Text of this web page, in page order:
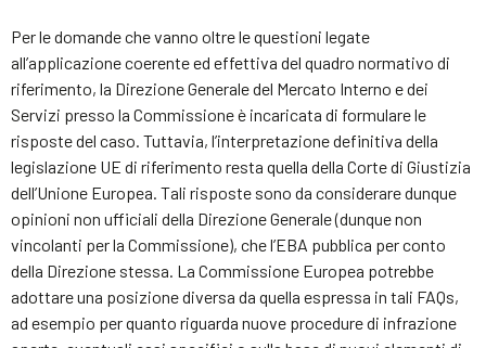
Per le domande che vanno oltre le questioni legate
all’applicazione coerente ed effettiva del quadro normativo di
riferimento, la Direzione Generale del Mercato Interno e dei
Servizi presso la Commissione è incaricata di formulare le
risposte del caso. Tuttavia, l’interpretazione definitiva della
legislazione UE di riferimento resta quella della Corte di Giustizia
dell’Unione Europea. Tali risposte sono da considerare dunque
opinioni non ufficiali della Direzione Generale (dunque non
vincolanti per la Commissione), che l’EBA pubblica per conto
della Direzione stessa. La Commissione Europea potrebbe
adottare una posizione diversa da quella espressa in tali FAQs,
ad esempio per quanto riguarda nuove procedure di infrazione